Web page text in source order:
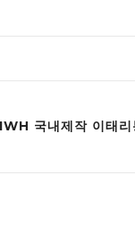
국내제작 이태리